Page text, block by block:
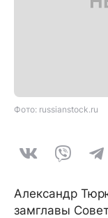
Фото: russianstock.ru
Александр
замглавы